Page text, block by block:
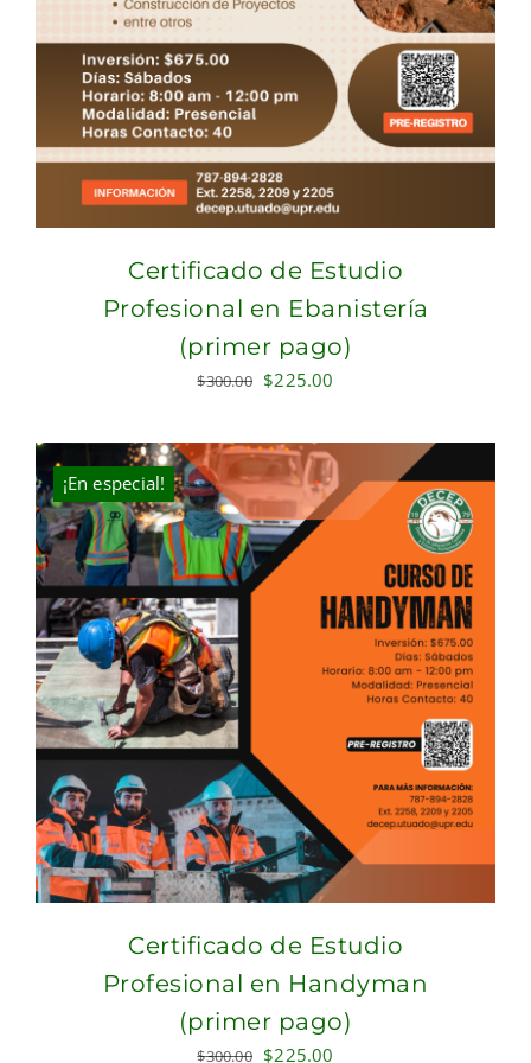
Certificado de Estudio
Profesional en Ebanistería
(primer pago)
$300.00 Original
was:
$300.00.
$225.00
is:
$225.00.
¡En especial!
Certificado de Estudio
Profesional en Handyman
(primer pago)
$300.00 Original
$225.00